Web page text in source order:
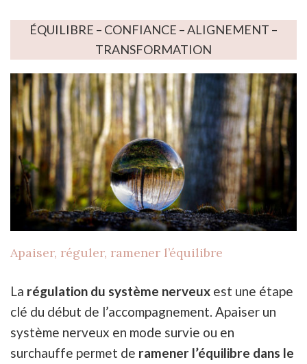
ÉQUILIBRE – CONFIANCE – ALIGNEMENT –
TRANSFORMATION
Apaiser, réguler, ramener l’équilibre
La régulation du système nerveux est une étape
clé du début de l’accompagnement. Apaiser un
système nerveux en mode survie ou en
surchauffe permet de ramener l’équilibre dans le